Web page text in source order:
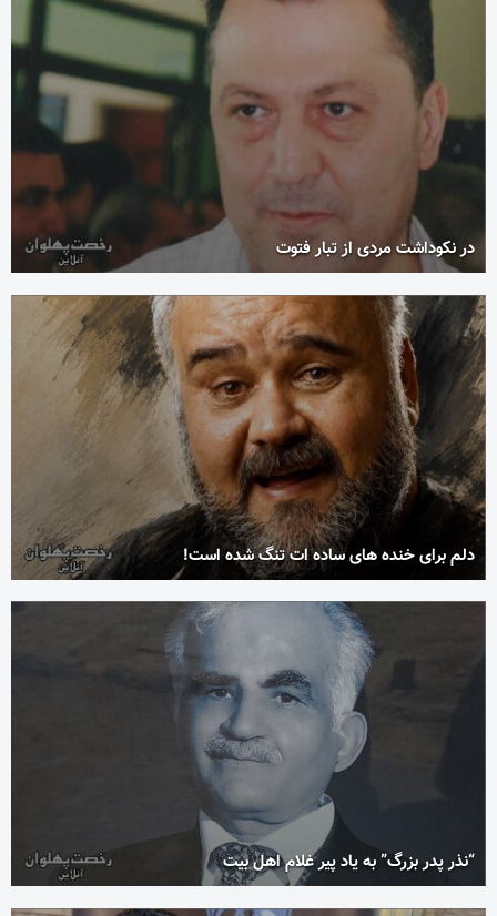
در نکوداشت مردی از تبار فتوت
دلم برای خنده های ساده ات تنگ شده است!
“نذر پدر بزرگ” به یاد پیر غلام اهل بیت